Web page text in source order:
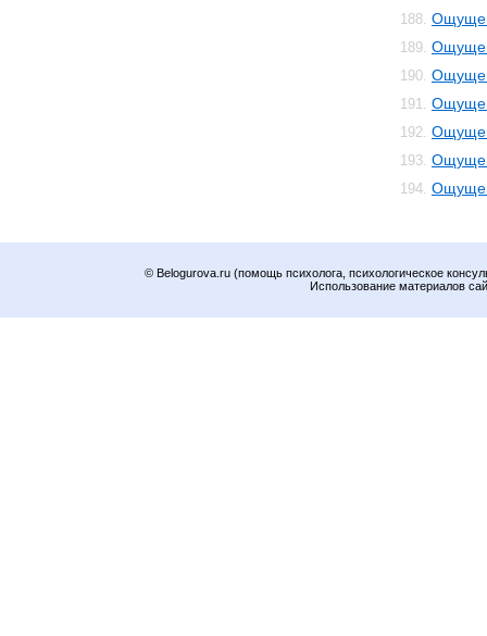
188.
189.
190.
191.
192.
193.
194.
© Belogurova.ru (помощь психолога, психологическое
Использование материалов